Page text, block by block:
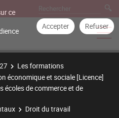
ce
Accepter Refuser
Les formations
économique et sociale [Licence]
écoles de commerce et de
Droit du travail